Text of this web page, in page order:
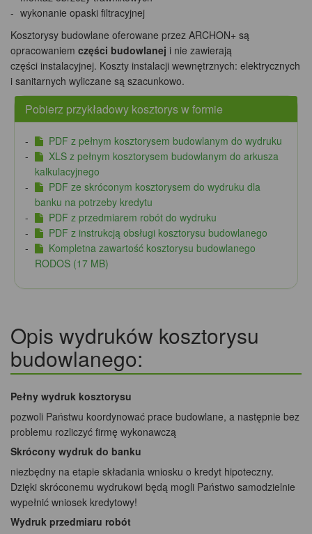
wykonanie opaski filtracyjnej
Kosztorysy budowlane oferowane przez ARCHON+ są
opracowaniem części budowlanej i nie zawierają
części instalacyjnej. Koszty instalacji wewnętrznych: elektrycznych
i sanitarnych wyliczane są szacunkowo.
Pobierz przykładowy kosztorys w formie
PDF z pełnym kosztorysem budowlanym do wydruku
XLS z pełnym kosztorysem budowlanym do arkusza
kalkulacyjnego
PDF ze skróconym kosztorysem do wydruku dla
banku na potrzeby kredytu
PDF z przedmiarem robót do wydruku
PDF z instrukcją obsługi kosztorysu budowlanego
Kompletna zawartość kosztorysu budowlanego
RODOS (17 MB)
Opis wydruków kosztorysu
budowlanego:
Pełny wydruk kosztorysu
pozwoli Państwu koordynować prace budowlane, a następnie bez
problemu rozliczyć firmę wykonawczą
Skrócony wydruk do banku
niezbędny na etapie składania wniosku o kredyt hipoteczny.
Dzięki skróconemu wydrukowi będą mogli Państwo samodzielnie
wypełnić wniosek kredytowy!
Wydruk przedmiaru robót